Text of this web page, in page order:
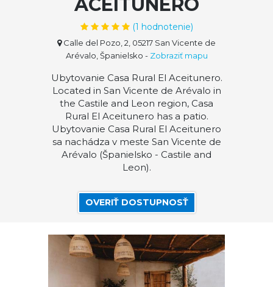
ACEITUNERO
(1 hodnotenie)
Calle del Pozo, 2, 05217 San Vicente de
Arévalo, Španielsko - Zobraziť mapu
Ubytovanie Casa Rural El Aceitunero.
Located in San Vicente de Arévalo in
the Castile and Leon region, Casa
Rural El Aceitunero has a patio.
Ubytovanie Casa Rural El Aceitunero
sa nachádza v meste San Vicente de
Arévalo (Španielsko - Castile and
Leon).
OVERIŤ DOSTUPNOSŤ